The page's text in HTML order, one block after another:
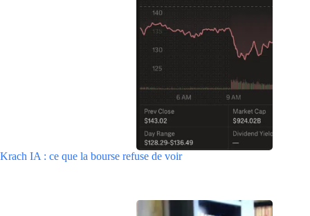
Krach IA : ce que la bourse refuse de voir